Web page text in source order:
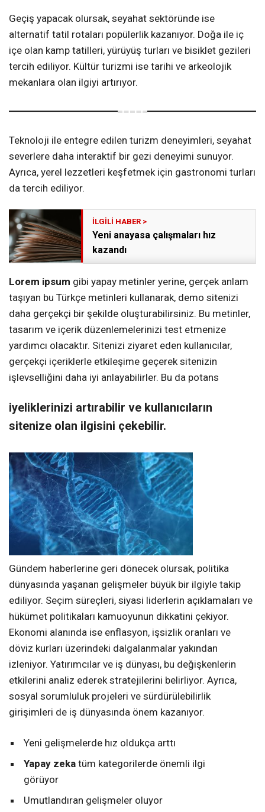
Geçiş yapacak olursak, seyahat sektöründe ise
alternatif tatil rotaları popülerlik kazanıyor. Doğa ile iç
içe olan kamp tatilleri, yürüyüş turları ve bisiklet gezileri
tercih ediliyor. Kültür turizmi ise tarihi ve arkeolojik
mekanlara olan ilgiyi artırıyor.
Teknoloji ile entegre edilen turizm deneyimleri, seyahat
severlere daha interaktif bir gezi deneyimi sunuyor.
Ayrıca, yerel lezzetleri keşfetmek için gastronomi turları
da tercih ediliyor.
Yeni anayasa çalışmaları hız
kazandı
Lorem ipsum gibi yapay metinler yerine, gerçek anlam
taşıyan bu Türkçe metinleri kullanarak, demo sitenizi
daha gerçekçi bir şekilde oluşturabilirsiniz. Bu metinler,
tasarım ve içerik düzenlemelerinizi test etmenize
yardımcı olacaktır. Sitenizi ziyaret eden kullanıcılar,
gerçekçi içeriklerle etkileşime geçerek sitenizin
işlevselliğini daha iyi anlayabilirler. Bu da potans
iyeliklerinizi artırabilir ve kullanıcıların
sitenize olan ilgisini çekebilir.
Gündem haberlerine geri dönecek olursak, politika
dünyasında yaşanan gelişmeler büyük bir ilgiyle takip
ediliyor. Seçim süreçleri, siyasi liderlerin açıklamaları ve
hükümet politikaları kamuoyunun dikkatini çekiyor.
Ekonomi alanında ise enflasyon, işsizlik oranları ve
döviz kurları üzerindeki dalgalanmalar yakından
izleniyor. Yatırımcılar ve iş dünyası, bu değişkenlerin
etkilerini analiz ederek stratejilerini belirliyor. Ayrıca,
sosyal sorumluluk projeleri ve sürdürülebilirlik
girişimleri de iş dünyasında önem kazanıyor.
Yeni gelişmelerde hız oldukça arttı
Yapay zeka tüm kategorilerde önemli ilgi
görüyor
Umutlandıran gelişmeler oluyor